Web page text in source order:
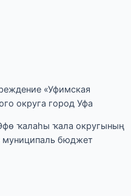
«Уфимская
округа город Уфа
ҡалаһы ҡала округының
бюджет